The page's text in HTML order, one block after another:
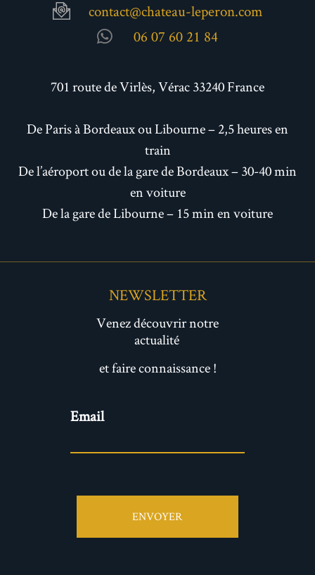
contact@chateau-leperon.com
06 07 60 21 84
701 route de Virlès, Vérac 33240 France
De Paris à Bordeaux ou Libourne – 2,5 heures en
train
De l’aéroport ou de la gare de Bordeaux – 30-40 min
en voiture
De la gare de Libourne – 15 min en voiture
NEWSLETTER
Venez découvrir notre
actualité
et faire connaissance !
Newsletter
Email
ENVOYER